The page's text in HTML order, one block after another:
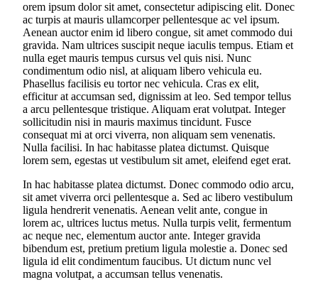
orem ipsum dolor sit amet, consectetur adipiscing elit. Donec
ac turpis at mauris ullamcorper pellentesque ac vel ipsum.
Aenean auctor enim id libero congue, sit amet commodo dui
gravida. Nam ultrices suscipit neque iaculis tempus. Etiam et
nulla eget mauris tempus cursus vel quis nisi. Nunc
condimentum odio nisl, at aliquam libero vehicula eu.
Phasellus facilisis eu tortor nec vehicula. Cras ex elit,
efficitur at accumsan sed, dignissim at leo. Sed tempor tellus
a arcu pellentesque tristique. Aliquam erat volutpat. Integer
sollicitudin nisi in mauris maximus tincidunt. Fusce
consequat mi at orci viverra, non aliquam sem venenatis.
Nulla facilisi. In hac habitasse platea dictumst. Quisque
lorem sem, egestas ut vestibulum sit amet, eleifend eget erat.
In hac habitasse platea dictumst. Donec commodo odio arcu,
sit amet viverra orci pellentesque a. Sed ac libero vestibulum
ligula hendrerit venenatis. Aenean velit ante, congue in
lorem ac, ultrices luctus metus. Nulla turpis velit, fermentum
ac neque nec, elementum auctor ante. Integer gravida
bibendum est, pretium pretium ligula molestie a. Donec sed
ligula id elit condimentum faucibus. Ut dictum nunc vel
magna volutpat, a accumsan tellus venenatis.